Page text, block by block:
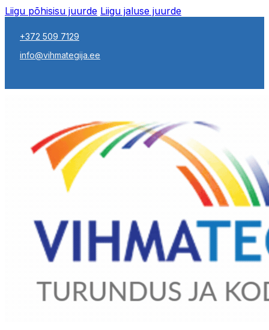
Liigu põhisisu juurde Liigu jaluse juurde
+372 509 7129
info@vihmategija.ee